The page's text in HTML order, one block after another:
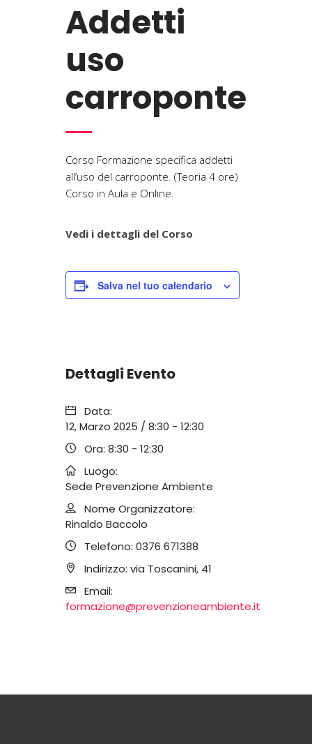
Addetti
uso
carroponte
Corso Formazione specifica addetti
all’uso del carroponte. (Teoria 4 ore)
Corso in Aula e Online.
Vedi i dettagli del Corso
Salva nel tuo calendario
Dettagli Evento
Data:
12, Marzo 2025 / 8:30 - 12:30
Ora: 8:30 - 12:30
Luogo:
Sede Prevenzione Ambiente
Nome Organizzatore:
Rinaldo Baccolo
Telefono: 0376 671388
Indirizzo: via Toscanini, 41
Email:
formazione@prevenzioneambiente.it